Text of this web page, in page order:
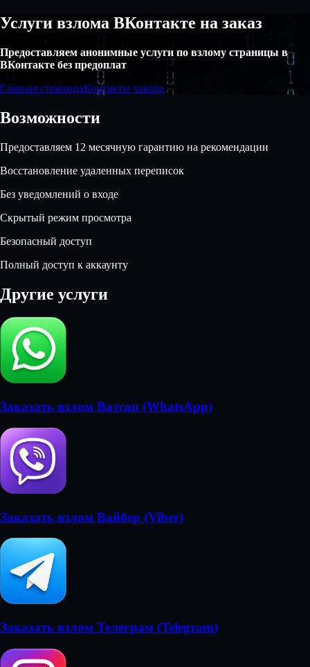
Услуги взлома ВКонтакте на заказ
Предоставляем анонимные услуги по взлому страницы в
ВКонтакте без предоплат
Главная страницаКонтакты хакера
Возможности
Предоставляем 12 месячную гарантию на рекомендации
Восстановление удаленных переписок
Без уведомлений о входе
Скрытый режим просмотра
Безопасный доступ
Полный доступ к аккаунту
Другие услуги
Заказать взлом Ватсап (WhatsApp)
Заказать взлом Вайбер (Viber)
Заказать взлом Телеграм (Telegram)